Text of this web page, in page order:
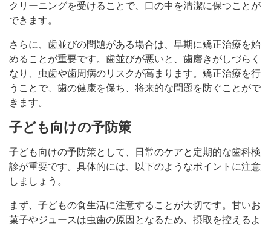
クリーニングを受けることで、口の中を清潔に保つことが
できます。
さらに、歯並びの問題がある場合は、早期に矯正治療を始
めることが重要です。歯並びが悪いと、歯磨きがしづらく
なり、虫歯や歯周病のリスクが高まります。矯正治療を行
うことで、歯の健康を保ち、将来的な問題を防ぐことがで
きます。
子ども向けの予防策
子ども向けの予防策として、日常のケアと定期的な歯科検
診が重要です。具体的には、以下のようなポイントに注意
しましょう。
まず、子どもの食生活に注意することが大切です。甘いお
菓子やジュースは虫歯の原因となるため、摂取を控えるよ